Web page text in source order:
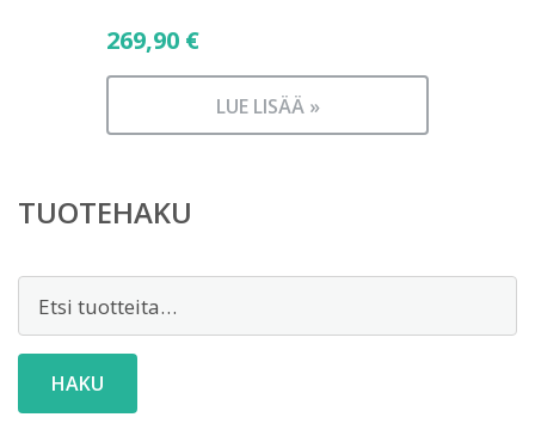
269,90 €
LUE LISÄÄ »
TUOTEHAKU
HAKU